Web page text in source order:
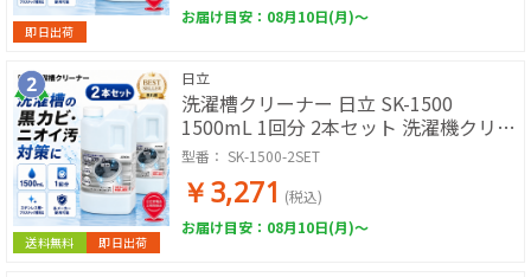
即日出荷
お届け目安：08月10日(月)～
送料無料 即日出荷
日立
洗濯槽クリーナー 日立 SK-1500
1500mL 1回分 2本セット 洗濯機クリー
ナー 洗濯槽洗浄剤 塩素系 黒カビ ニオ
イ 汚れ対策 ステンレス槽 プラスチック
槽対応 各メーカー使用可能 HITACHI
型番： SK-1500-2SET
￥3,271 (税込)
お届け目安：08月10日(月)～